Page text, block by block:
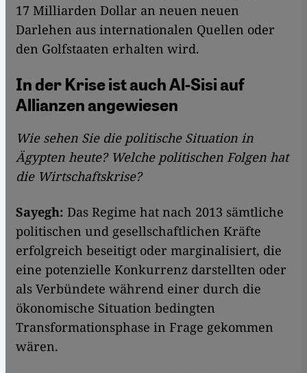
17 Milliarden Dollar an neuen neuen
Darlehen aus internationalen Quellen oder
den Golfstaaten erhalten wird.
In der Krise ist auch Al-Sisi auf
Allianzen angewiesen
Wie sehen Sie die politische Situation in
Ägypten heute? Welche politischen Folgen hat
die Wirtschaftskrise?
Sayegh: Das Regime hat nach 2013 sämtliche
politischen und gesellschaftlichen Kräfte
erfolgreich beseitigt oder marginalisiert, die
eine potenzielle Konkurrenz darstellten oder
als Verbündete während einer durch die
ökonomische Situation bedingten
Transformationsphase in Frage gekommen
wären.